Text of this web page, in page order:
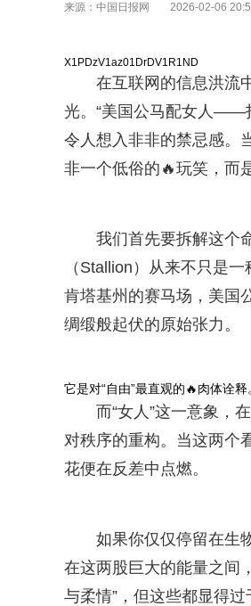
来源：中国日报网 2026-02-06
X1PDzV1az01DrDV1R1ND
在互联网的信息洪流
光。“美国公马配女人——
令人想入非非的禁忌感。
非一个低俗的🔥玩笑，而
我们首先要拆解这个
（Stallion）从来不只是
肯塔基州的赛马场，美国
绸缎般起伏的原始张力。
它是对“自由”最直观的🔥肉体诠释
而“女人”这一意象，
对秩序的重构。当这两个
花便在反差中点燃。
如果你仅仅停留在生
在这两股巨大的能量之间
与柔情”，但这些都显得过